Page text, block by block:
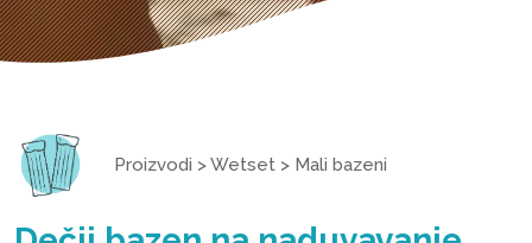
Proizvodi >Wetset > Mali bazeni